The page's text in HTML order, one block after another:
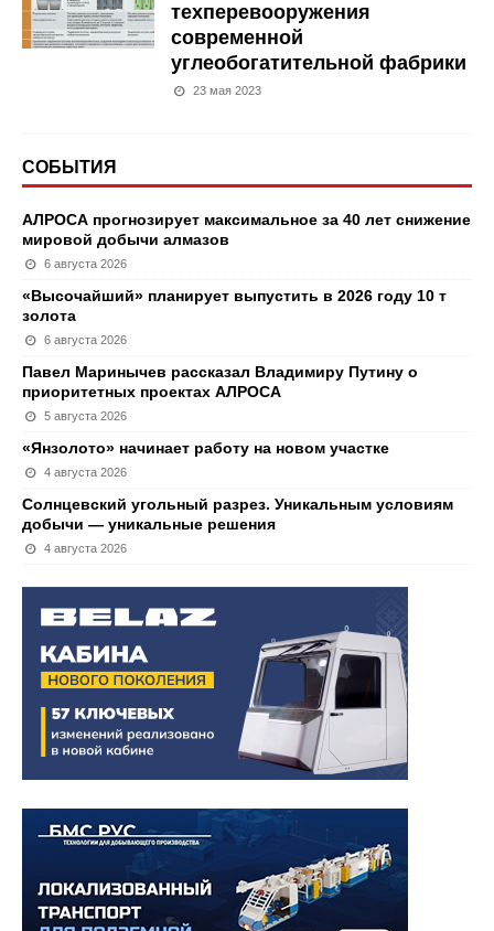
техперевооружения
современной
углеобогатительной фабрики
23 мая 2023
СОБЫТИЯ
АЛРОСА прогнозирует максимальное за 40 лет снижение
мировой добычи алмазов
6 августа 2026
«Высочайший» планирует выпустить в 2026 году 10 т
золота
6 августа 2026
Павел Маринычев рассказал Владимиру Путину о
приоритетных проектах АЛРОСА
5 августа 2026
«Янзолото» начинает работу на новом участке
4 августа 2026
Солнцевский угольный разрез. Уникальным условиям
добычи — уникальные решения
4 августа 2026